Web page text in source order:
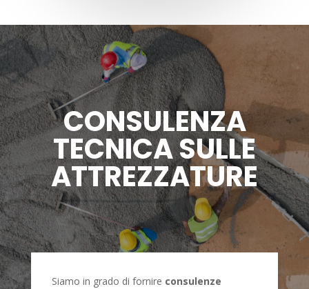
CONSULENZA
TECNICA SULLE
ATTREZZATURE
Siamo in grado di fornire consulenze